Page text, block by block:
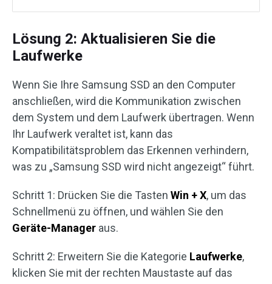
Lösung 2: Aktualisieren Sie die
Laufwerke
Wenn Sie Ihre Samsung SSD an den Computer
anschließen, wird die Kommunikation zwischen
dem System und dem Laufwerk übertragen. Wenn
Ihr Laufwerk veraltet ist, kann das
Kompatibilitätsproblem das Erkennen verhindern,
was zu „Samsung SSD wird nicht angezeigt“ führt.
Schritt 1: Drücken Sie die Tasten Win + X, um das
Schnellmenü zu öffnen, und wählen Sie den
Geräte-Manager aus.
Schritt 2: Erweitern Sie die Kategorie Laufwerke,
klicken Sie mit der rechten Maustaste auf das